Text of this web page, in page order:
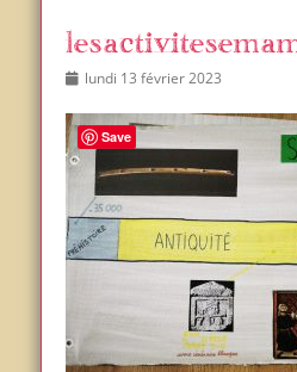
Postedlundi 13 février 2023
Save